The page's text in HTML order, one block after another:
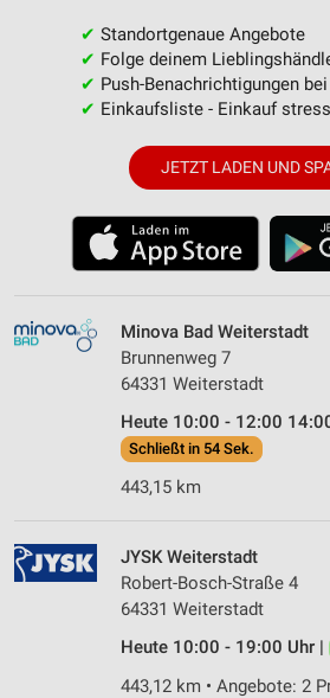
✔ Standortgenaue Angebote
✔ Folge deinem
✔ Push-Benachrichtigungen
✔ Einkaufsliste - Einkauf
JETZT LADEN UND
Minova Bad Weiterstadt
Brunnenweg 7
64331 Weiterstadt
Heute 10:00 - 12:00
Schließt in 54 Sek.
443,15 km
JYSK Weiterstadt
Robert-Bosch-Straße 4
64331 Weiterstadt
Heute 10:00 - 19:00 Uhr |
443,12 km • Angebote: 2